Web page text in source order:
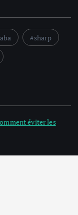
sharp
éviter les